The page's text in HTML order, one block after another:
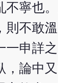
寧也。
不敢
一申詳
，論中